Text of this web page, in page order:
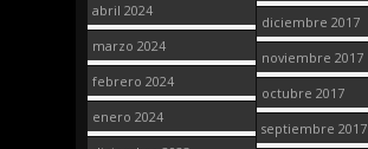
abril 2024
marzo 2024
febrero 2024
enero 2024
diciembre 2017
noviembre 2017
octubre 2017
septiembre 2017